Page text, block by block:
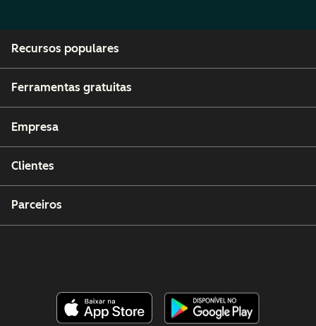
Recursos populares
Ferramentas gratuitas
Empresa
Clientes
Parceiros